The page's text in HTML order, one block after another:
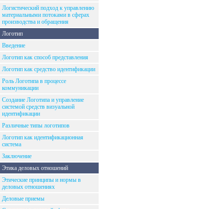
Логистический подход к управлению
материальными потоками в сферах
производства и обращения
Логотип
Введение
Логотип как способ представления
Логотип как средство идентификации
Роль Логотипа в процессе
коммуникации
Создание Логотипа и управление
системой средств визуальной
идентификации
Различные типы логотипов
Логотип как идентификационная
система
Заключение
Этика деловых отношений
Этические принципы и нормы в
деловых отношениях
Деловые приемы